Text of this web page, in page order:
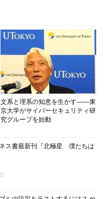
文系と理系の知恵を生かす――東
京大学がサイバーセキュリティ研
究グループを始動
ネス書最新刊『北極星 僕たちは